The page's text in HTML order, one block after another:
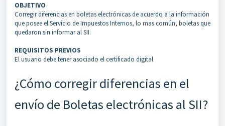
OBJETIVO
Corregir diferencias en boletas electrónicas de acuerdo a la información
que posee el Servicio de Impuestos Internos, lo mas común, boletas que
quedaron sin informar al SII.
REQUISITOS PREVIOS
El usuario debe tener asociado el certificado digital
¿Cómo corregir diferencias en el
envío de Boletas electrónicas al SII?